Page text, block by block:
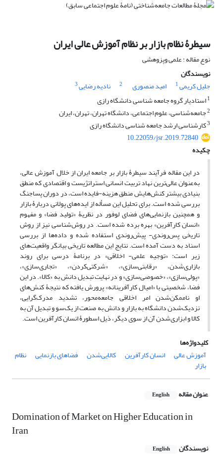
سیطرۀ نظام بازار بر نظام آموزش عالی ایران
نوع مقاله : علمی وپزوهشی
نویسندگان
جلیل کریمی1 امید منصوری 2 نادیه رضایی3
1استادیار گروه جامعه شناسی دانشگاه رازی
2جامعه‌شناسی، علوم اجتماعی، دانشگاه تهران، تهران، ایران
3کارشناسی ارشد جامعه شناسی دانشگاه رازی
10.22059/jsr.2019.72840
چکیده
در این مقاله فرآیند سیطرۀ بازار بر جامعه ایران از خلال آموزش عالی،
به‌عنوان عالی‌ترین نهاد تربیت انسانی استراتژیست و اقتصادی که منطق
بنیادی بیشتر کنش‌هایش منطق هزینه-فایده است، در دوران پساجنگ
بررسی شده است. برای تحلیل این مسأله از ایده‌های پولانی دربارۀ بازار
و همچنین بازنمایی‌های فضای لوفور در نظریۀ «تولید فضا» و مفهوم
«انسان کارآفرین» بهره برده‌ شده است. در روش‌شناسی نیز از روش
تاریخی پس‌روندی- پیش‌روندی استفاده شده و داده‌ها از بررسی
اسناد به دست آمده است. نتایج این مطالعه تاریخی بیانگر واقعیت‌های
زیر است: «توجیه علمی- اخلاقی» در برنامۀ درسی برای روند
بازاری‌شدن، «رقابتی‌سازی»، «شرکتی‌کردن»، «تجاری‌سازی»،
«پولی‌سازی»، «خصوصی‌سازی» و در نهایت تبدیل دانش به «کالا». در این
فضا، شخصیتی با «امیال کارآفرینانه» پرورش یافته که نتیجۀ کنش‌های
او ناممکن‌شدن امر اخلاقی جامعه‌محور، تشدید مدرک‌گرایی،
نزدیک‌شدن دانشگاه به بازار و دانش به صنعت از یک‌سو و تبدیل آن به
کالا و ابزاری‌شدن آن از سوی دیگر، ذیل اسطورۀ انسان کارآفرین است.
کلیدواژه‌ها
آموزش عالی
انسان کارآفرین کالایی‌شدن فضاهای بازنمایی نظام
بازار
عنوان مقاله English
Domination of Market on Higher Education in
Iran
نویسندگان English